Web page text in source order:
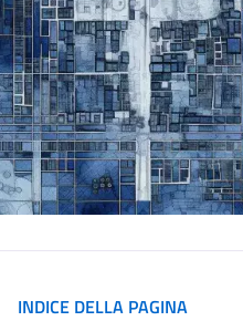
INDICE DELLA PAGINA